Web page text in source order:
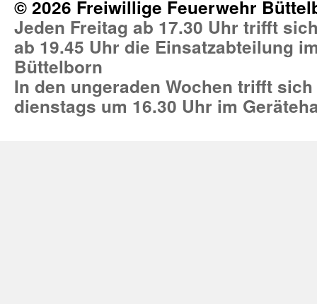
© 2026 Freiwillige Feuerwehr
Jeden Freitag ab 17.30 Uhr trifft
ab 19.45 Uhr die Einsatzabteilung
Büttelborn
In den ungeraden Wochen trifft
dienstags um 16.30 Uhr im